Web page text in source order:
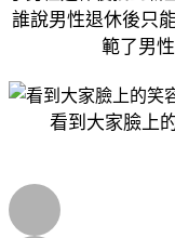
誰說男性退休後只
範了男
看到大家臉上